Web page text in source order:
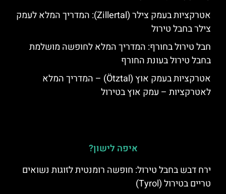
אטרקציות בעמק צילר (Zillertal): המדריך המלא לעמק
צילר בחבל טירול
חבל טירול בחורף: המדריך המלא לחופשה מושלמת
בחבל טירול בעונת החורף
אטרקציות בעמק אוץ (Ötztal) – המדריך המלא
לאטרקציות – עמק אוץ בטירול
איפה לישון?
ירח דבש בחבל טירול: חופשה רומנטית לזוגות נשואים
טריים בטירול (Tyrol)